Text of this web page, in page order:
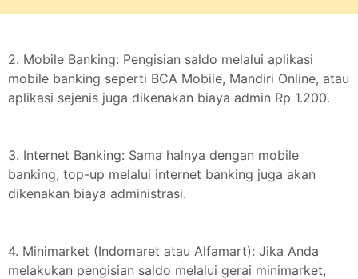
2. Mobile Banking: Pengisian saldo melalui aplikasi
mobile banking seperti BCA Mobile, Mandiri Online, atau
aplikasi sejenis juga dikenakan biaya admin Rp 1.200.
3. Internet Banking: Sama halnya dengan mobile
banking, top-up melalui internet banking juga akan
dikenakan biaya administrasi.
4. Minimarket (Indomaret atau Alfamart): Jika Anda
melakukan pengisian saldo melalui gerai minimarket,